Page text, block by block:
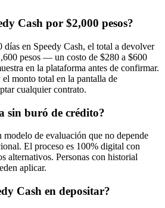
Cash por $2,000 pesos?
en Speedy Cash, el total a devolver
pesos — un costo de $280 a $600
en la plataforma antes de confirmar.
monto total en la pantalla de
cualquier contrato.
sin buró de crédito?
de evaluación que no depende
El proceso es 100% digital con
alternativos. Personas con historial
aplicar.
Cash en depositar?